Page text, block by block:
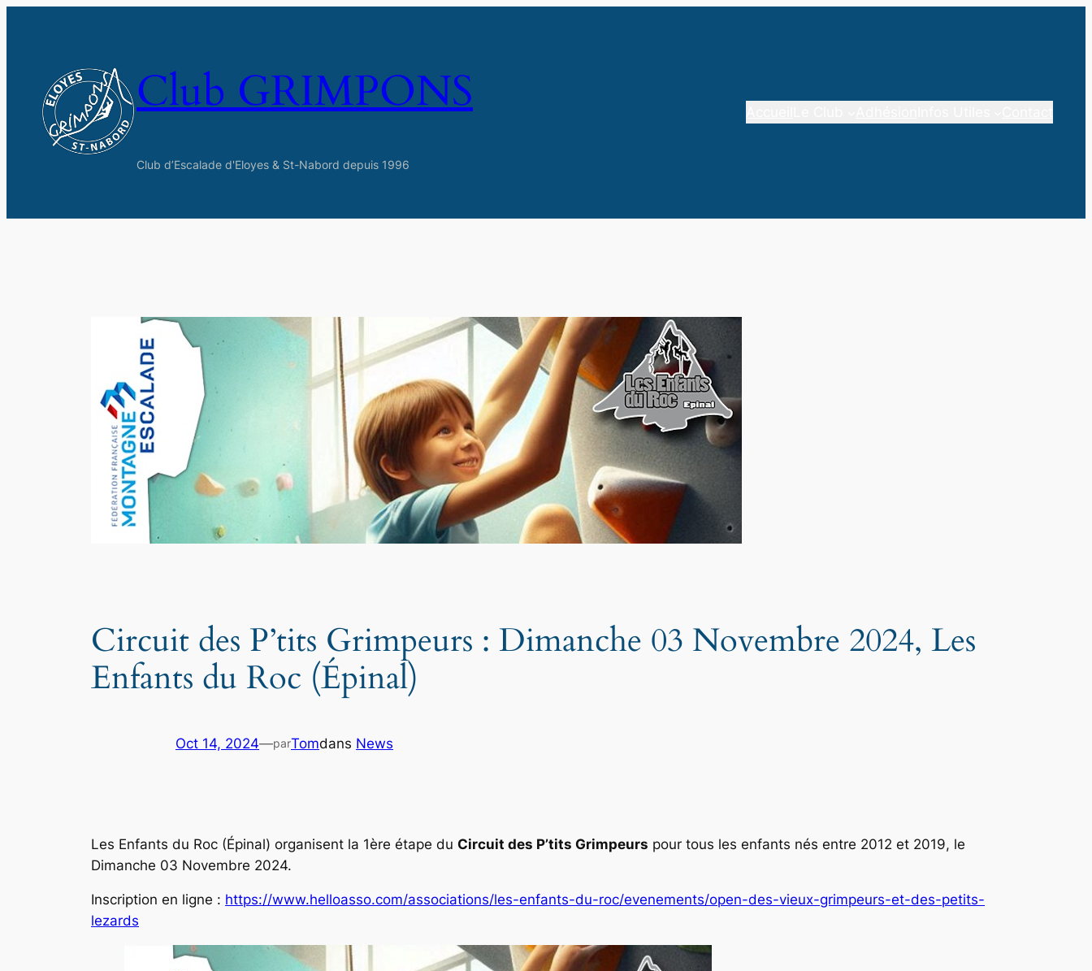
Club GRIMPONS
Club d’Escalade d'Eloyes & St-Nabord depuis 1996
Circuit des P’tits Grimpeurs : Dimanche 03 Novembre 2024, Les
Enfants du Roc (Épinal)
Oct 14, 2024—parTomdans News
Les Enfants du Roc (Épinal) organisent la 1ère étape du Circuit des P’tits Grimpeurs pour tous les enfants nés entre 2012 et 2019, le
Dimanche 03 Novembre 2024.
Inscription en ligne : https://www.helloasso.com/associations/les-enfants-du-roc/evenements/open-des-vieux-grimpeurs-et-des-petits-
lezards